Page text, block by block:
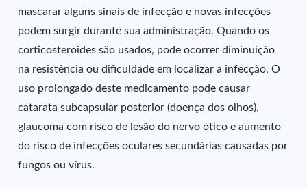
mascarar alguns sinais de infecção e novas infecções
podem surgir durante sua administração. Quando os
corticosteroides são usados, pode ocorrer diminuição
na resistência ou dificuldade em localizar a infecção. O
uso prolongado deste medicamento pode causar
catarata subcapsular posterior (doença dos olhos),
glaucoma com risco de lesão do nervo ótico e aumento
do risco de infecções oculares secundárias causadas por
fungos ou vírus.